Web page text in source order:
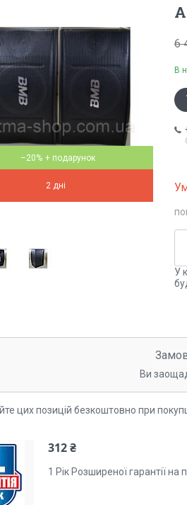
–20%
2 дні
6
В
У
Ви
цих позицій безкоштовно при
312 ₴
1 Рік Розширеної гарантії на